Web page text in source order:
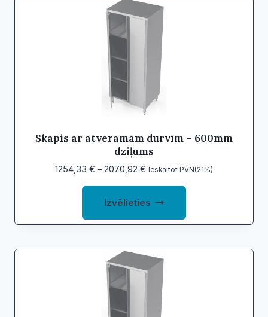
high
Skapis ar atveramām durvīm – 600mm
dziļums
1254,33 € – 2070,92 € Price
2070,92 €
Ieskaitot PVN(21%)
Izvēlieties
has